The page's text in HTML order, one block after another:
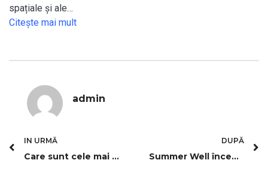
spațiale și ale…
Citeşte mai mult
admin
IN URMĂ
Care sunt cele mai turbulente rute din lume pentru zboruri?
DUPĂ
Summer Well începe azi pe Domeniul Știrbey. Cântă Snow Patrol și Son Mieux. Ediția aniversară de Untold a început la Cluj